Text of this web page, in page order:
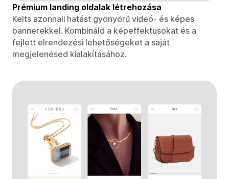
Prémium landing oldalak létrehozása
Kelts azonnali hatást gyönyörű videó- ​​és képes
bannerekkel. Kombináld a képeffektusokat és a
fejlett elrendezési lehetőségeket a saját
megjelenésed kialakításához.